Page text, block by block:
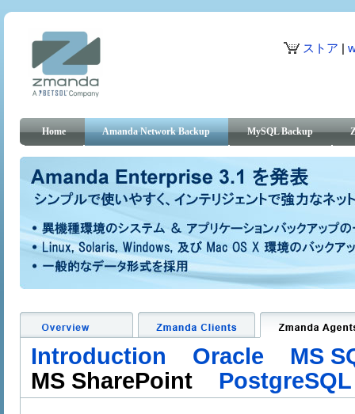
ストア |
Home Amanda Network Backup MySQL Backup
Introduction Oracle
MS
MS SharePoint
PostgreSQL